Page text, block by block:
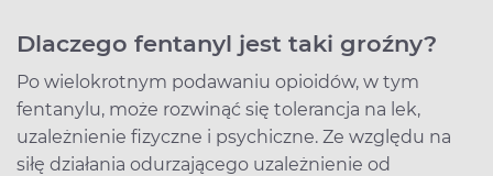
Dlaczego fentanyl jest taki groźny?
Po wielokrotnym podawaniu opioidów, w tym
fentanylu, może rozwinąć się tolerancja na lek,
uzależnienie fizyczne i psychiczne. Ze względu na
siłę działania odurzającego uzależnienie od